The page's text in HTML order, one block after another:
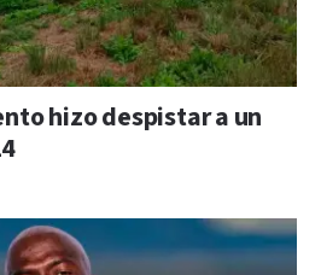
hizo despistar a un